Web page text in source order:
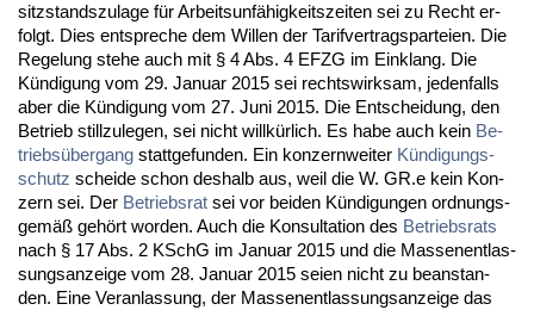
sitz­stands­zu­la­ge für Ar­beits­unfähig­keits­zei­ten sei zu Recht er­
folgt. Dies ent­spre­che dem Wil­len der Ta­rif­ver­trags­par­tei­en. Die
Re­ge­lung ste­he auch mit § 4 Abs. 4 EFZG im Ein­klang. Die
Kündi­gung vom 29. Ja­nu­ar 2015 sei rechts­wirk­sam, je­den­falls
aber die Kündi­gung vom 27. Ju­ni 2015. Die Ent­schei­dung, den
Be­trieb still­zu­le­gen, sei nicht willkürlich. Es ha­be auch kein Be­
triebsüber­gang statt­ge­fun­den. Ein kon­zern­wei­ter Kündi­gungs­
schutz schei­de schon des­halb aus, weil die W. GR.e kein Kon­
zern sei. Der Be­triebs­rat sei vor bei­den Kündi­gun­gen ord­nungs­
gemäß gehört wor­den. Auch die Kon­sul­ta­ti­on des Be­triebs­rats
nach § 17 Abs. 2 KSchG im Ja­nu­ar 2015 und die Mas­sen­ent­las­
sungs­an­zei­ge vom 28. Ja­nu­ar 2015 sei­en nicht zu be­an­stan­
den. Ei­ne Ver­an­las­sung, der Mas­sen­ent­las­sungs­an­zei­ge das